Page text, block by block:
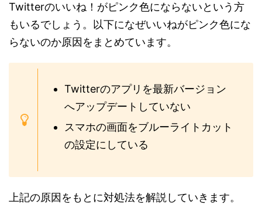
Twitterのいいね！がピンク色にならないという方
もいるでしょう。以下になぜいいねがピンク色にな
らないのか原因をまとめています。
Twitterのアプリを最新バージョン
へアップデートしていない
スマホの画面をブルーライトカット
の設定にしている
上記の原因をもとに対処法を解説していきます。